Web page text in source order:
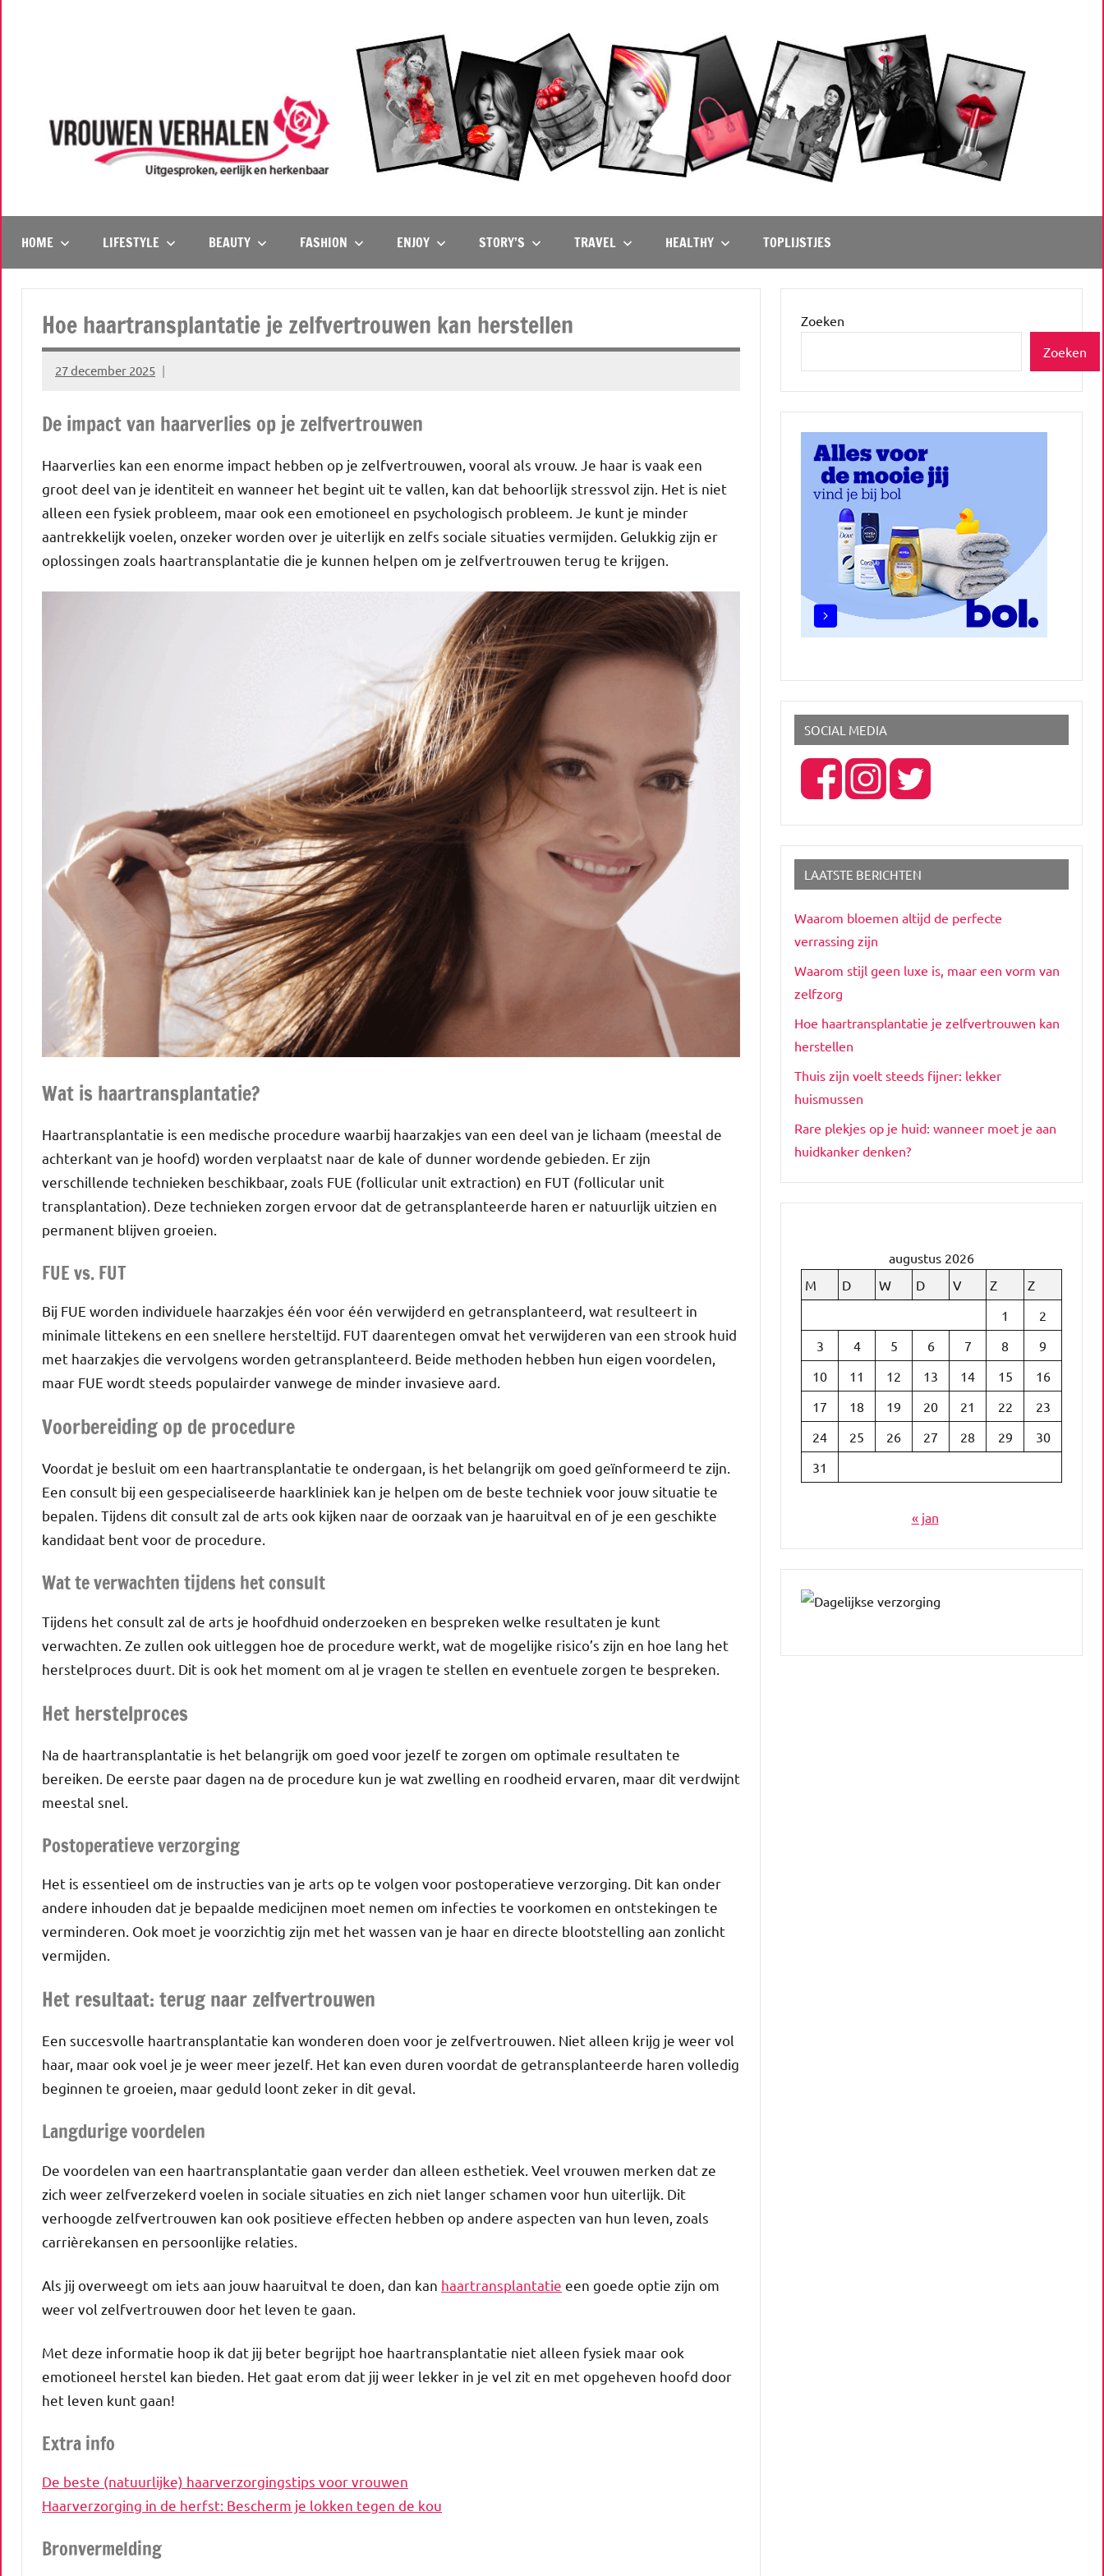
Vrouwenverhalen
eerlijk
en
HOME LIFESTYLE BEAUTY FASHION ENJOY STORY’S TRAVEL HEALTHY TOPLIJSTJES
Hoe haartransplantatie je zelfvertrouwen kan herstellen
27 december 2025
vrouwenverhalen
De impact van haarverlies op je zelfvertrouwen
Haarverlies kan een enorme impact hebben op je zelfvertrouwen, vooral als vrouw. Je haar is vaak een
groot deel van je identiteit en wanneer het begint uit te vallen, kan dat behoorlijk stressvol zijn. Het is niet
alleen een fysiek probleem, maar ook een emotioneel en psychologisch probleem. Je kunt je minder
aantrekkelijk voelen, onzeker worden over je uiterlijk en zelfs sociale situaties vermijden. Gelukkig zijn er
oplossingen zoals haartransplantatie die je kunnen helpen om je zelfvertrouwen terug te krijgen.
Wat is haartransplantatie?
Haartransplantatie is een medische procedure waarbij haarzakjes van een deel van je lichaam (meestal de
achterkant van je hoofd) worden verplaatst naar de kale of dunner wordende gebieden. Er zijn
verschillende technieken beschikbaar, zoals FUE (follicular unit extraction) en FUT (follicular unit
transplantation). Deze technieken zorgen ervoor dat de getransplanteerde haren er natuurlijk uitzien en
permanent blijven groeien.
FUE vs. FUT
Bij FUE worden individuele haarzakjes één voor één verwijderd en getransplanteerd, wat resulteert in
minimale littekens en een snellere hersteltijd. FUT daarentegen omvat het verwijderen van een strook huid
met haarzakjes die vervolgens worden getransplanteerd. Beide methoden hebben hun eigen voordelen,
maar FUE wordt steeds populairder vanwege de minder invasieve aard.
Voorbereiding op de procedure
Voordat je besluit om een haartransplantatie te ondergaan, is het belangrijk om goed geïnformeerd te zijn.
Een consult bij een gespecialiseerde haarkliniek kan je helpen om de beste techniek voor jouw situatie te
bepalen. Tijdens dit consult zal de arts ook kijken naar de oorzaak van je haaruitval en of je een geschikte
kandidaat bent voor de procedure.
Wat te verwachten tijdens het consult
Tijdens het consult zal de arts je hoofdhuid onderzoeken en bespreken welke resultaten je kunt
verwachten. Ze zullen ook uitleggen hoe de procedure werkt, wat de mogelijke risico’s zijn en hoe lang het
herstelproces duurt. Dit is ook het moment om al je vragen te stellen en eventuele zorgen te bespreken.
Het herstelproces
Na de haartransplantatie is het belangrijk om goed voor jezelf te zorgen om optimale resultaten te
bereiken. De eerste paar dagen na de procedure kun je wat zwelling en roodheid ervaren, maar dit verdwijnt
meestal snel.
Postoperatieve verzorging
Het is essentieel om de instructies van je arts op te volgen voor postoperatieve verzorging. Dit kan onder
andere inhouden dat je bepaalde medicijnen moet nemen om infecties te voorkomen en ontstekingen te
verminderen. Ook moet je voorzichtig zijn met het wassen van je haar en directe blootstelling aan zonlicht
vermijden.
Het resultaat: terug naar zelfvertrouwen
Een succesvolle haartransplantatie kan wonderen doen voor je zelfvertrouwen. Niet alleen krijg je weer vol
haar, maar ook voel je je weer meer jezelf. Het kan even duren voordat de getransplanteerde haren volledig
beginnen te groeien, maar geduld loont zeker in dit geval.
Langdurige voordelen
De voordelen van een haartransplantatie gaan verder dan alleen esthetiek. Veel vrouwen merken dat ze
zich weer zelfverzekerd voelen in sociale situaties en zich niet langer schamen voor hun uiterlijk. Dit
verhoogde zelfvertrouwen kan ook positieve effecten hebben op andere aspecten van hun leven, zoals
carrièrekansen en persoonlijke relaties.
Als jij overweegt om iets aan jouw haaruitval te doen, dan kan haartransplantatie een goede optie zijn om
weer vol zelfvertrouwen door het leven te gaan.
Met deze informatie hoop ik dat jij beter begrijpt hoe haartransplantatie niet alleen fysiek maar ook
emotioneel herstel kan bieden. Het gaat erom dat jij weer lekker in je vel zit en met opgeheven hoofd door
het leven kunt gaan!
Extra info
De beste (natuurlijke) haarverzorgingstips voor vrouwen
Haarverzorging in de herfst: Bescherm je lokken tegen de kou
Bronvermelding
Zoeken
Zoeken
SOCIAL MEDIA
LAATSTE BERICHTEN
Waarom bloemen altijd de perfecte
verrassing zijn
Waarom stijl geen luxe is, maar een vorm van
zelfzorg
Hoe haartransplantatie je zelfvertrouwen kan
herstellen
Thuis zijn voelt steeds fijner: lekker
huismussen
Rare plekjes op je huid: wanneer moet je aan
huidkanker denken?
augustus 2026
M
D W D V Z
Z
1
2
3
4 5 6 7 8
9
10
11 12 13 14 15
16
17
18 19 20 21 22
23
24
25 26 27 28 29
30
31
« jan